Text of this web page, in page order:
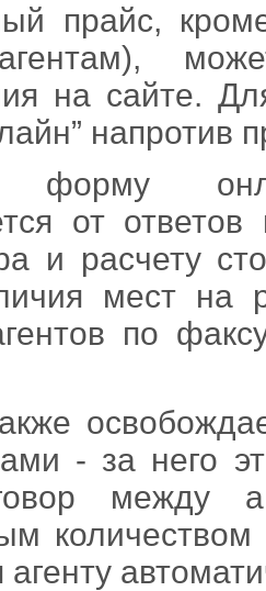
прайс,
на сайте.
напротив
форму
от
и расчету
мест на
по
- за него
между
количеством